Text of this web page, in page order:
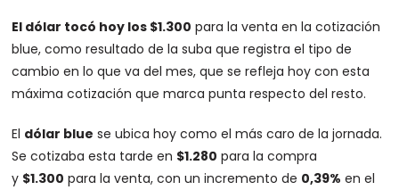
El dólar tocó hoy los $1.300 para la venta en la cotización
blue, como resultado de la suba que registra el tipo de
cambio en lo que va del mes, que se refleja hoy con esta
máxima cotización que marca punta respecto del resto.
El dólar blue se ubica hoy como el más caro de la jornada.
Se cotizaba esta tarde en $1.280 para la compra
y $1.300 para la venta, con un incremento de 0,39% en el